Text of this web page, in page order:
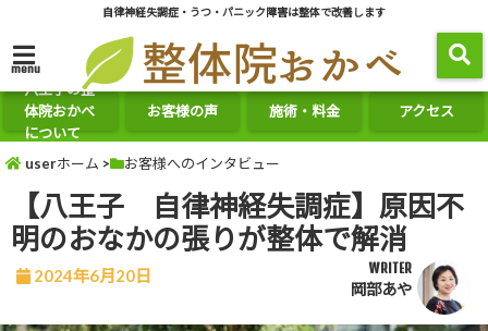
自律神経失調症・うつ・パニック障害は整体で改善します
menu
八王子の整
体院おかべ
について
お客様の声 施術・料金 アクセス
userホーム > お客様へのインタビュー
【八王子 自律神経失調症】原因不
明のおなかの張りが整体で解消
2024年6月20日 WRITER
岡部あや